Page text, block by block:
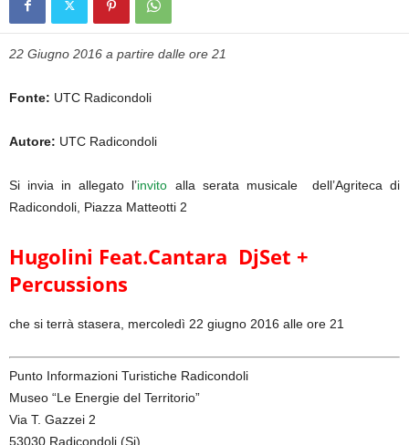
22 Giugno 2016 a partire dalle ore 21
Fonte: UTC Radicondoli
Autore: UTC Radicondoli
Si invia in allegato l’invito alla serata musicale dell’Agriteca di
Radicondoli, Piazza Matteotti 2
Hugolini Feat.Cantara DjSet +
Percussions
che si terrà stasera, mercoledì 22 giugno 2016 alle ore 21
Punto Informazioni Turistiche Radicondoli
Museo “Le Energie del Territorio”
Via T. Gazzei 2
53030 Radicondoli (Si)